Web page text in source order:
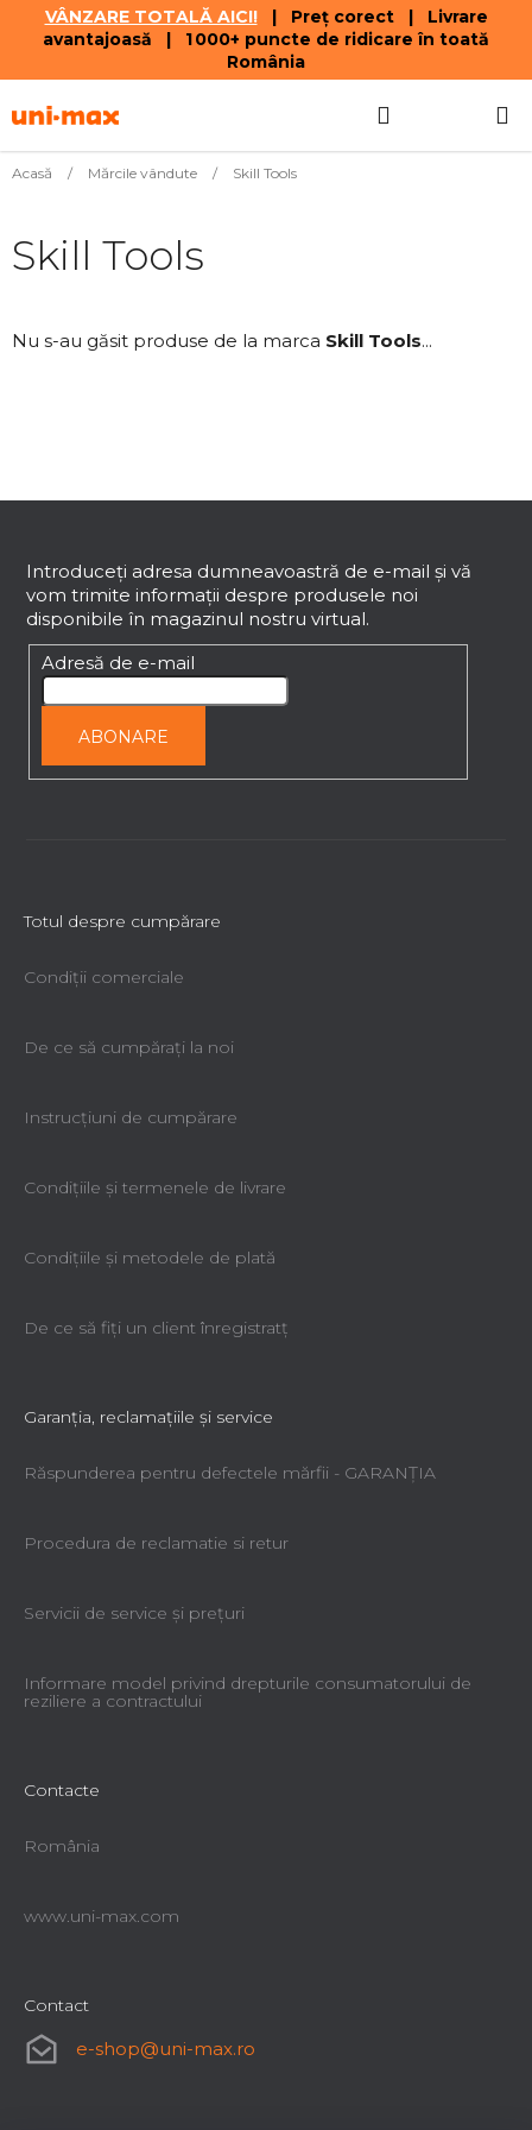
VÂNZARE TOTALĂ AICI!| Preț corect | Livrare
avantajoasă | 1 000+ puncte de ridicare în toată
România
la
DE
Acasă / Mărcile vândute / Skill Tools
Skill Tools
Nu s-au găsit produse de la marca Skill Tools...
Introduceţi adresa dumneavoastră de e-mail şi vă
vom trimite informaţii despre produsele noi
disponibile în magazinul nostru virtual.
Adresă de e-mail
ABONARE
Totul despre cumpărare
Condiții comerciale
De ce să cumpăraţi la noi
Instrucțiuni de cumpărare
Condiţiile şi termenele de livrare
Condiţiile şi metodele de plată
De ce să fiţi un client înregistratţ
Garanţia, reclamaţiile şi service
Răspunderea pentru defectele mărfii - GARANŢIA
Procedura de reclamatie si retur
Servicii de service şi preţuri
Informare model privind drepturile consumatorului de
reziliere a contractului
Contacte
România
www.uni-max.com
Contact
e-shop@uni-max.ro